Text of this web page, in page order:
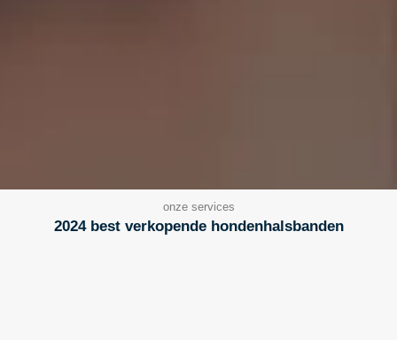
onze services
2024 best verkopende hondenhalsbanden